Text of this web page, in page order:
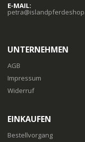
E-MAIL:
UNTERNEHMEN
AGB
Impressum
Widerruf
EINKAUFEN
Bestellvorgang